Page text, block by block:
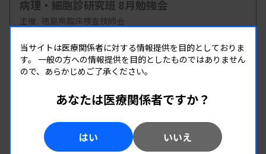
病理・細胞診研究班 8月勉強会
主催 : 徳島県臨床検査技師会
病理・細胞
08.23（日）-2026.08.23（日）
第30回兵庫県医学検査学会・第46回丹但地区
研究発表会
兵庫県臨床検査技師会
当サイトは医療関係者に対する情報提供を目的としておりま
す。 一般の方への情報提供を目的としたものではありません
ので、あらかじめご了承ください。
あなたは医療関係者ですか？
はい いいえ